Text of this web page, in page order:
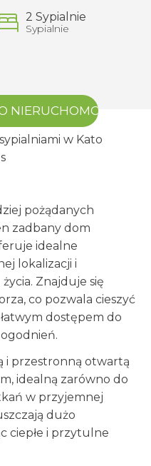
2 Sypialnie
Sypialnie
NIERUCHOMOŚĆ
w Kato
pożądanych
zadbany dom
idealne
lokalizacji i
Znajduje się
co pozwala cieszyć
dostępem do
i przestronną otwartą
idealną zarówno do
w przyjemnej
dużo
ciepłe i przytulne